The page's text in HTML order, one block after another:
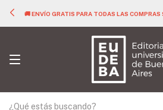
🚚 ENVÍO GRATIS PARA TODAS LAS